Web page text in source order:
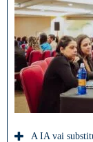
A IA vai